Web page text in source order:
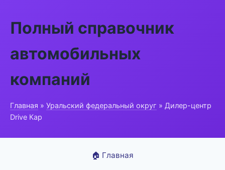
Полный справочник
автомобильных
компаний
Главная » Уральский федеральный округ » Дилер-центр
Drive Кар
🏠 Главная